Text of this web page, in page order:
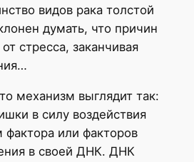
видов рака толстой
думать, что причин
стресса, заканчивая
механизм выглядит так:
в силу воздействия
фактора или факторов
в своей ДНК. ДНК